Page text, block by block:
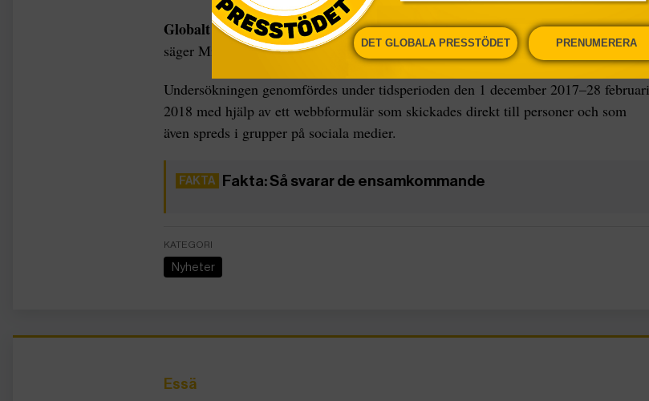
Globalt finns det knappastnågon grupp som i jämförelse har lika höga suicidtal,
säger Mittendorfer-Rutz till Blankspot.
Undersökningen genomfördes under tidsperioden den 1 december 2017–28 februari
2018 med hjälp av ett webbformulär som skickades direkt till personer och som
även spreds i grupper på sociala medier.
Fakta: Så svarar de ensamkommande
KATEGORI
Nyheter
Essä
DET GLOBALA PRESSTÖDET PRENUMERERA